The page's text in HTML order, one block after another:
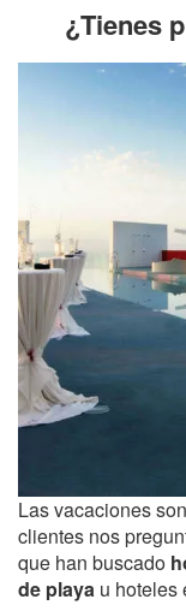
¿Tienes
Las vacaciones
clientes nos
que han buscado
de playa u hoteles